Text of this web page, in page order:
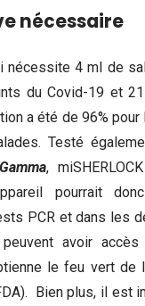
nécessaire
nécessite 4 ml de
du Covid-19 et
a été de 96%
Testé
,
pourrait
PCR et dans les
avoir
le feu vert de
Bien plus, il est